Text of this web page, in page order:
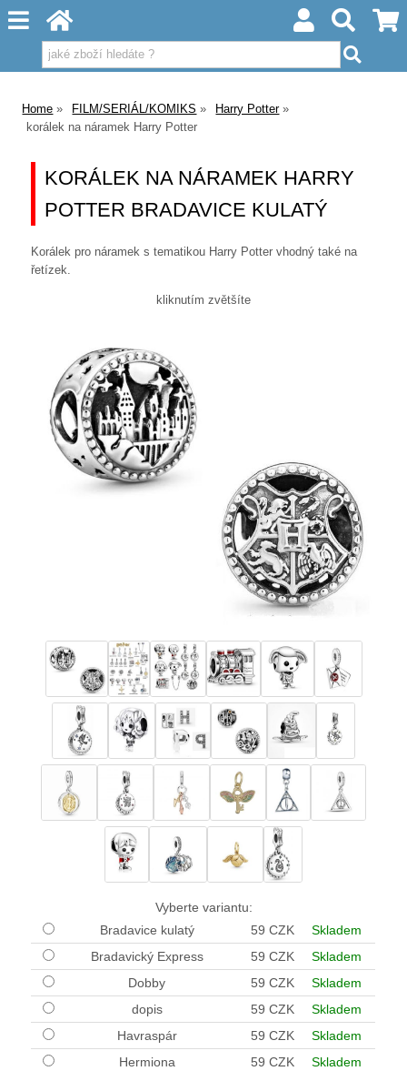
Home FILM/SERIÁL/KOMIKS
Harry Potter
korálek na náramek Harry Potter
KORÁLEK NA NÁRAMEK HARRY
POTTER BRADAVICE KULATÝ
Korálek pro náramek s tematikou Harry Potter vhodný také na
řetízek.
kliknutím zvětšíte
Vyberte variantu:
Bradavice kulatý
59 CZK
Skladem
Bradavický Express
59 CZK
Skladem
Dobby
59 CZK
Skladem
dopis
59 CZK
Skladem
Havraspár
59 CZK
Skladem
Hermiona
59 CZK
Skladem